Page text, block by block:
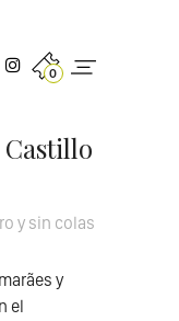
0
Castillo
y sin colas
y
el